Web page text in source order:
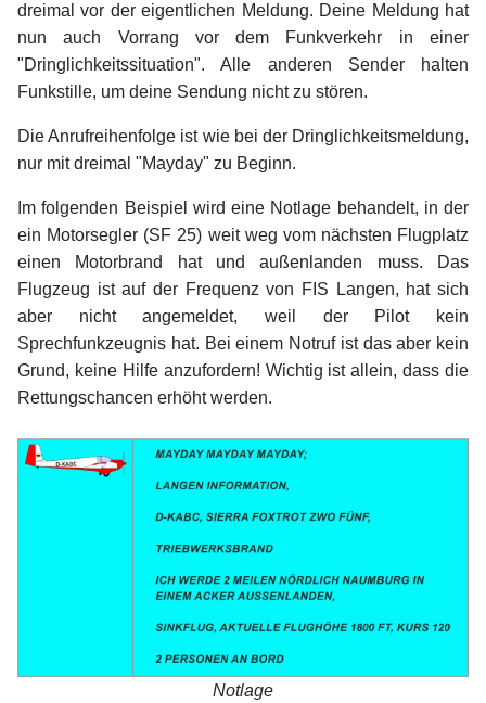
dreimal vor der eigentlichen Meldung. Deine Meldung hat
nun auch Vorrang vor dem Funkverkehr in einer
"Dringlichkeitssituation". Alle anderen Sender halten
Funkstille, um deine Sendung nicht zu stören.
Die Anrufreihenfolge ist wie bei der Dringlichkeitsmeldung,
nur mit dreimal "Mayday" zu Beginn.
Im folgenden Beispiel wird eine Notlage behandelt, in der
ein Motorsegler (SF 25) weit weg vom nächsten Flugplatz
einen Motorbrand hat und außenlanden muss. Das
Flugzeug ist auf der Frequenz von FIS Langen, hat sich
aber nicht angemeldet, weil der Pilot kein
Sprechfunkzeugnis hat. Bei einem Notruf ist das aber kein
Grund, keine Hilfe anzufordern! Wichtig ist allein, dass die
Rettungschancen erhöht werden.
Notlage